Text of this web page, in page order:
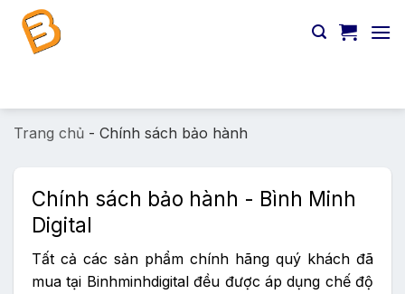
Chuyển
đến
Trang chủ - Chính sách bảo hành
Chính sách bảo hành - Bình Minh
Digital
Tất cả các sản phẩm chính hãng quý khách đã
mua tại Binhminhdigital đều được áp dụng chế độ